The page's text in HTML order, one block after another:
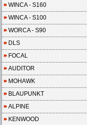
WINCA - S160
WINCA - S100
WORCA - S90
DLS
FOCAL
AUDITOR
MOHAWK
BLAUPUNKT
ALPINE
KENWOOD